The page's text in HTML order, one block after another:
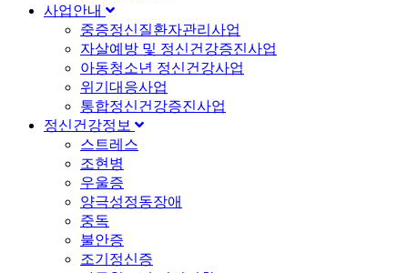
사업안내
중증정신질환자관리사업
자살예방 및 정신건강증진사업
아동청소년 정신건강사업
위기대응사업
통합정신건강증진사업
정신건강정보
스트레스
조현병
우울증
양극성정동장애
중독
불안증
조기정신증